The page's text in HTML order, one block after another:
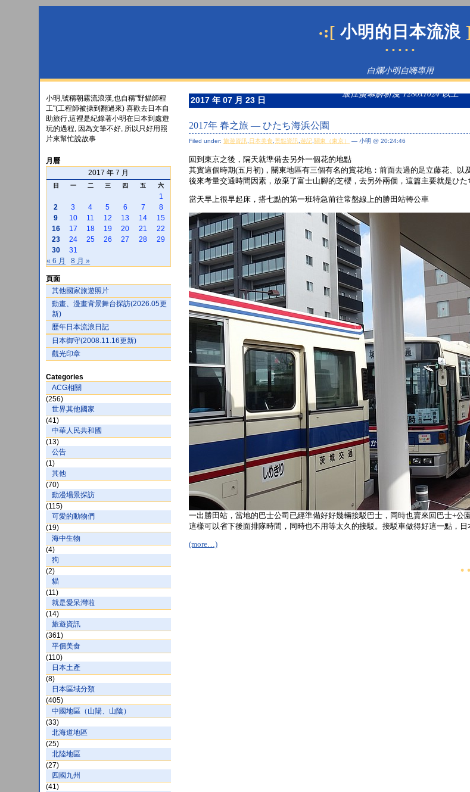
·:[ 小明的日本流浪
• • • • •
白爛小明自嗨專用
最佳螢幕解析度 1280x1024 以上
小明,號稱朝霧流浪漢,也自稱"野貓師程
工"(工程師被操到翻過來) 喜歡去日本自
助旅行,這裡是紀錄著小明在日本到處遊
玩的過程, 因為文筆不好, 所以只好用照
片來幫忙說故事
月曆
2017 年 7 月
日 一 二 三 四 五 六
1
2
3 4 5 6 7
8
9
10 11 12 13 14
15
16
17 18 19 20 21
22
23
24 25 26 27 28
29
30
31
« 6 月
8 月 »
頁面
其他國家旅遊照片
動畫、漫畫背景舞台探訪(2026.05更
新)
歷年日本流浪日記
日本御守(2008.11.16更新)
觀光印章
Categories
ACG相關
(256)
世界其他國家
(41)
中華人民共和國
(13)
公告
(1)
其他
(70)
動漫場景探訪
(115)
可愛的動物們
(19)
海中生物
(4)
狗
(2)
貓
(11)
就是愛呆灣啦
(14)
旅遊資訊
(361)
平價美食
(110)
日本土產
(8)
日本區域分類
(405)
中國地區（山陽、山陰）
(33)
北海道地區
(25)
北陸地區
(27)
四國九州
(41)
2017 年 07 月 23 日
2017年 春之旅 — ひたち海浜公園
Filed under:旅遊資訊 日本美食 ,景點資訊 ,遊記 關東（東京） — 小明 @ 20:24:46
回到東京之後，隔天就準備去另外一個花的地點
其實這個時期(五月初)，關東地區有三個有名的賞花地：前面去過的足立藤花、以
後來考量交通時間因素，放棄了富士山腳的芝櫻，去另外兩個，這篇主要就是ひ
當天早上很早起床，搭七點的第一班特急前往常盤線上的勝田站轉公車
一出勝田站，當地的巴士公司已經準備好好幾輛接駁巴士，同時也賣來回巴士+公
這樣可以省下後面排隊時間，同時也不用等太久的接駁。接駁車做得好這一點，
(more…)
•